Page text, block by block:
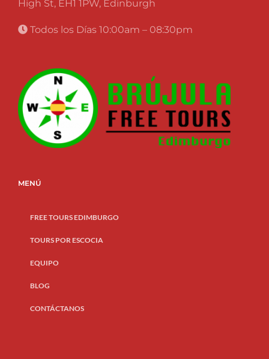
High St, EH1 1PW, Edinburgh
Todos los Días 10:00am – 08:30pm
MENÚ
FREE TOURS EDIMBURGO
TOURS POR ESCOCIA
EQUIPO
BLOG
CONTÁCTANOS